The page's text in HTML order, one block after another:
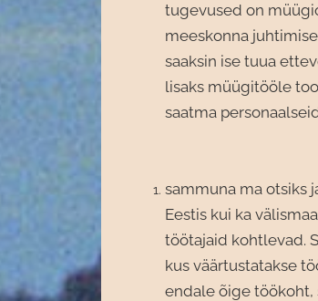
tugevused on
meeskonna
saaksin ise tuua
lisaks müügitööle
saatma
sammuna ma otsiks
Eestis kui ka
töötajaid kohtlevad.
kus väärtustatakse
endale õige töökoht,